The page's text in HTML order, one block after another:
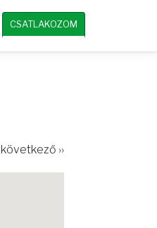
CSATLAKOZOM
következő ››